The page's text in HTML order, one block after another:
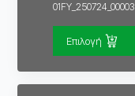
01FY_250724_00003
Επιλογή